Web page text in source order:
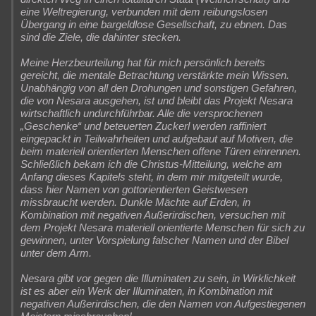
eine Weltregierung, verbunden mit dem reibungslosen
Übergang in eine bargeldlose Gesellschaft, zu ebnen. Das
sind die Ziele, die dahinter stecken.
Meine Herzbeurteilung hat für mich persönlich bereits
gereicht, die mentale Betrachtung verstärkte mein Wissen.
Unabhängig von all den Drohungen und sonstigen Gefahren,
die von Nesara ausgehen, ist und bleibt das Projekt Nesara
wirtschaftlich undurchführbar. Alle die versprochenen
„Geschenke“ und beteuerten Zuckerl werden raffiniert
eingepackt in Teilwahrheiten und aufgebaut auf Motiven, die
beim materiell orientierten Menschen offene Türen einrennen.
Schließlich bekam ich die Christus-Mitteilung, welche am
Anfang dieses Kapitels steht, in dem mir mitgeteilt wurde,
dass hier Namen von gottorientierten Geistwesen
missbraucht werden. Dunkle Mächte auf Erden, in
Kombination mit negativen Außerirdischen, versuchen mit
dem Projekt Nesara materiell orientierte Menschen für sich zu
gewinnen, unter Vorspielung falscher Namen und der Bibel
unter dem Arm.
Nesara gibt vor gegen die Illuminaten zu sein, in Wirklichkeit
ist es aber ein Werk der Illuminaten, in Kombination mit
negativen Außerirdischen, die den Namen von Aufgestiegenen